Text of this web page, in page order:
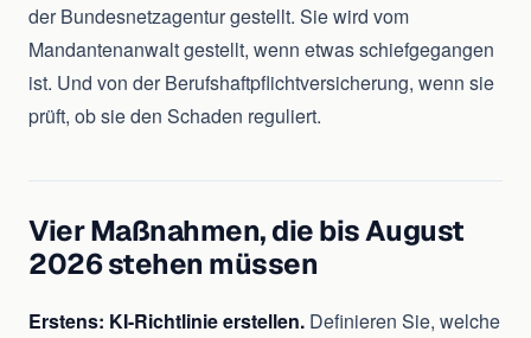
der Bundesnetzagentur gestellt. Sie wird vom
Mandantenanwalt gestellt, wenn etwas schiefgegangen
ist. Und von der Berufshaftpflichtversicherung, wenn sie
prüft, ob sie den Schaden reguliert.
Vier Maßnahmen, die bis August
2026 stehen müssen
Erstens: KI-Richtlinie erstellen. Definieren Sie, welche